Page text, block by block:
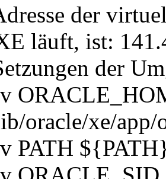
der
läuft, ist:
der
oracle/xe/app/
PATH